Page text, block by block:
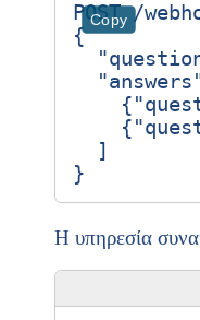
Copy
POST /
{
{
{
]
}
Η υπηρεσία